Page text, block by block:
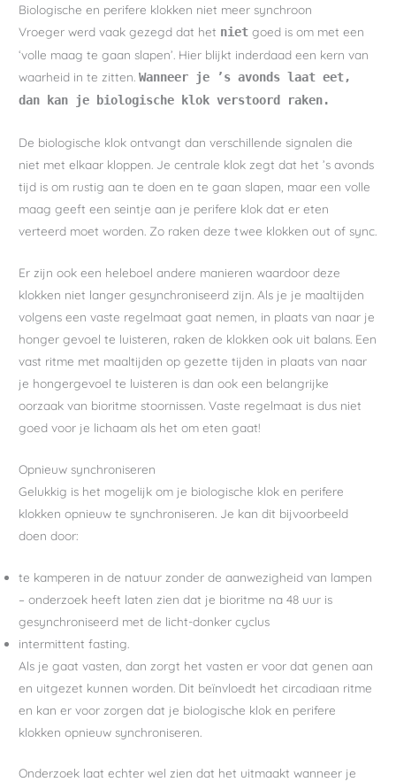
Biologische en perifere klokken niet meer synchroon
Vroeger werd vaak gezegd dat het niet goed is om met een
‘volle maag te gaan slapen’. Hier blijkt inderdaad een kern van
waarheid in te zitten.Wanneer je ’s avonds laat eet,
dan kan je biologische klok verstoord raken.
De biologische klok ontvangt dan verschillende signalen die
niet met elkaar kloppen. Je centrale klok zegt dat het ’s avonds
tijd is om rustig aan te doen en te gaan slapen, maar een volle
maag geeft een seintje aan je perifere klok dat er eten
verteerd moet worden. Zo raken deze twee klokken out of sync.
Er zijn ook een heleboel andere manieren waardoor deze
klokken niet langer gesynchroniseerd zijn. Als je je maaltijden
volgens een vaste regelmaat gaat nemen, in plaats van naar je
honger gevoel te luisteren, raken de klokken ook uit balans. Een
vast ritme met maaltijden op gezette tijden in plaats van naar
je hongergevoel te luisteren is dan ook een belangrijke
oorzaak van bioritme stoornissen. Vaste regelmaat is dus niet
goed voor je lichaam als het om eten gaat!
Opnieuw synchroniseren
Gelukkig is het mogelijk om je biologische klok en perifere
klokken opnieuw te synchroniseren. Je kan dit bijvoorbeeld
doen door:
te kamperen in de natuur zonder de aanwezigheid van lampen
– onderzoek heeft laten zien dat je bioritme na 48 uur is
gesynchroniseerd met de licht-donker cyclus
intermittent fasting.
Als je gaat vasten, dan zorgt het vasten er voor dat genen aan
en uitgezet kunnen worden. Dit beïnvloedt het circadiaan ritme
en kan er voor zorgen dat je biologische klok en perifere
klokken opnieuw synchroniseren.
Onderzoek laat echter wel zien dat het uitmaakt wanneer je